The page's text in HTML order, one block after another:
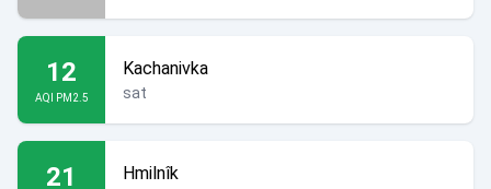
12
AQI PM2.5
Kachanivka
sat
21 Hmilnîk